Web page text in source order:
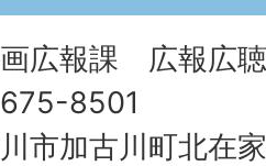
広報課 広報広
8501
市加古川町北在